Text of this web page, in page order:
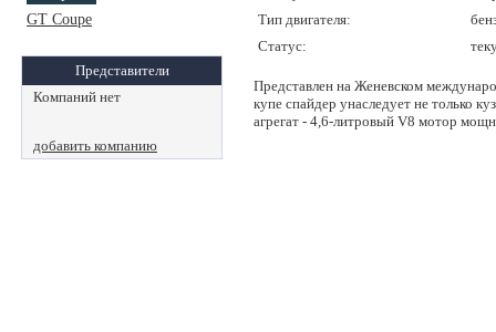
GT Coupe
Представители
Компаний нет
добавить компанию
Тип двигателя:
Статус:
Представлен на Женевском
купе спайдер унаследует не только
агрегат - 4,6-литровый V8 мотор